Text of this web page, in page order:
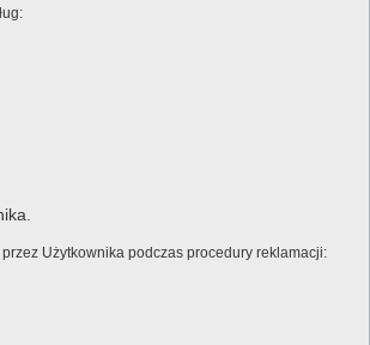
Użytkownika podczas procedury reklamacji: